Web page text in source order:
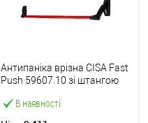
В наявності
Антипаніка врізна CISA Fast
Push 59607.10 зі штангою